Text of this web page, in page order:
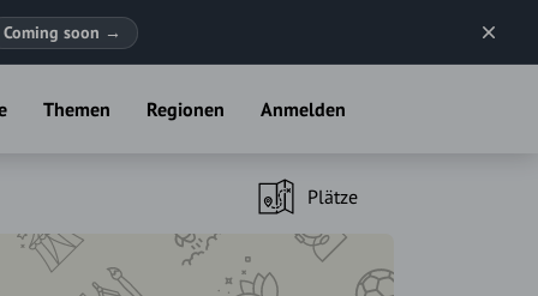
Coming soon →
Themen Regionen Anmelden
Plätze